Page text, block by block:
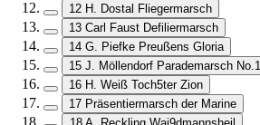
12 H. Dostal Fliegermarsch
13 Carl Faust Defiliermarsch
14 G. Piefke Preußens Gloria
15 J. Möllendorf Parademarsch No.1
16 H. Weiß Toch5ter Zion
17 Präsentiermarsch der Marine